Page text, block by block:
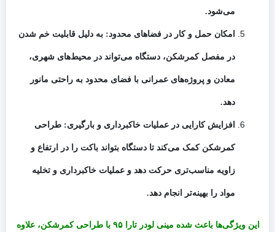
می‌شود.
امکان حمل و کار در فضاهای محدود: به دلیل قابلیت خم شدن
در مفصل کمرشکن، دستگاه می‌تواند در محیط‌های شهری،
معادن و پروژه‌های عمرانی با فضای محدود به راحتی مانور
دهد.
افزایش کارایی در عملیات خاکبرداری و بارگیری: طراحی
کمرشکن کمک می‌کند تا دستگاه بتواند باکت را در ارتفاع و
زاویه مناسب‌تری حرکت دهد و عملیات خاکبرداری و تخلیه
مواد را بهینه‌تر انجام دهد.
این ویژگی‌ها باعث شده مینی لودر تارا ۹۵ با طراحی کمرشکن، علاوه